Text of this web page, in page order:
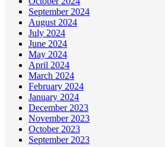
September 2024
August 2024
July 2024
June 2024
May 2024
April 2024
March 2024
February 2024
January 2024
December 2023
November 2023
October 2023
September 2023